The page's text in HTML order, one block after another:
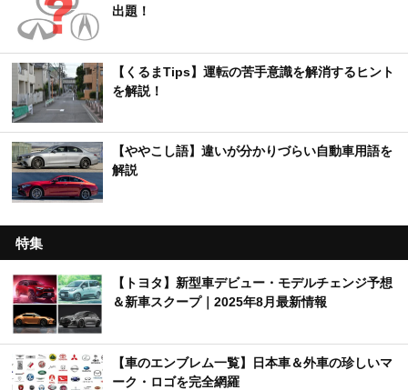
出題！
【くるまTips】運転の苦手意識を解消するヒント
を解説！
【ややこし語】違いが分かりづらい自動車用語を
解説
特集
【トヨタ】新型車デビュー・モデルチェンジ予想
＆新車スクープ｜2025年8月最新情報
【車のエンブレム一覧】日本車＆外車の珍しいマ
ーク・ロゴを完全網羅